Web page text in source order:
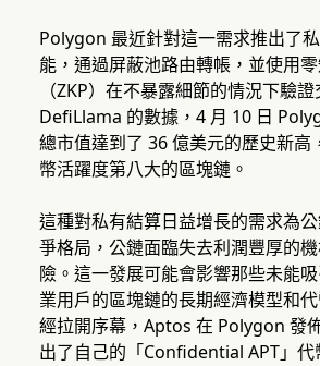
Polygon 最近針對這一需求推出了
能，通過屏蔽池路由轉帳，並使用
（ZKP）在不暴露細節的情況下驗
DefiLlama 的數據，4 月 10 日
總市值達到了 36 億美元的歷史新高
幣活躍度第八大的區塊鏈。
這種對私有結算日益增長的需求為
爭格局，公鏈面臨失去利潤豐厚的
險。這一發展可能會影響那些未能
業用戶的區塊鏈的長期經濟模型和
經拉開序幕，Aptos 在 Polygon 發
出了自己的「Confidential APT」代